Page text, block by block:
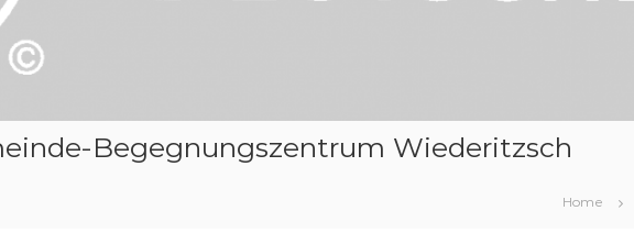
Begegnungszentrum Wiederitzsch
Home